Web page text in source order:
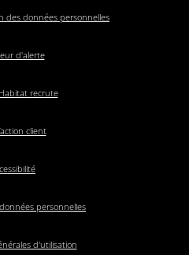
des données personnelles
d'alerte
recrute
client
personnelles
d'utilisation